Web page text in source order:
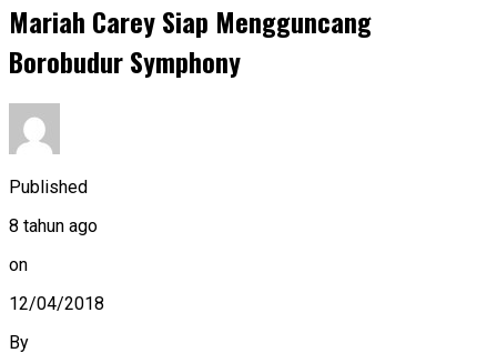
Mariah Carey Siap Mengguncang
Borobudur Symphony
Published
8 tahun ago
on
12/04/2018
By